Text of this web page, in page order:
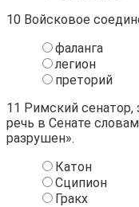
10 Войсковое
фаланга
легион
преторий
11 Римский
речь в Сенате
разрушен».
Катон
Сципион
Гракх